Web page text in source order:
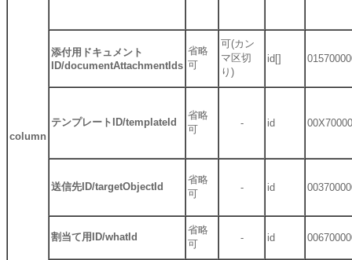
column
添付用ドキュメント
ID/documentAttachmentIds
省略
可
可(カン
マ区切
り)
id[]
テンプレートID/templateId
省略
可
- id
送信先ID/targetObjectId
省略
可
- id
割当て用ID/whatId
省略
可
- id